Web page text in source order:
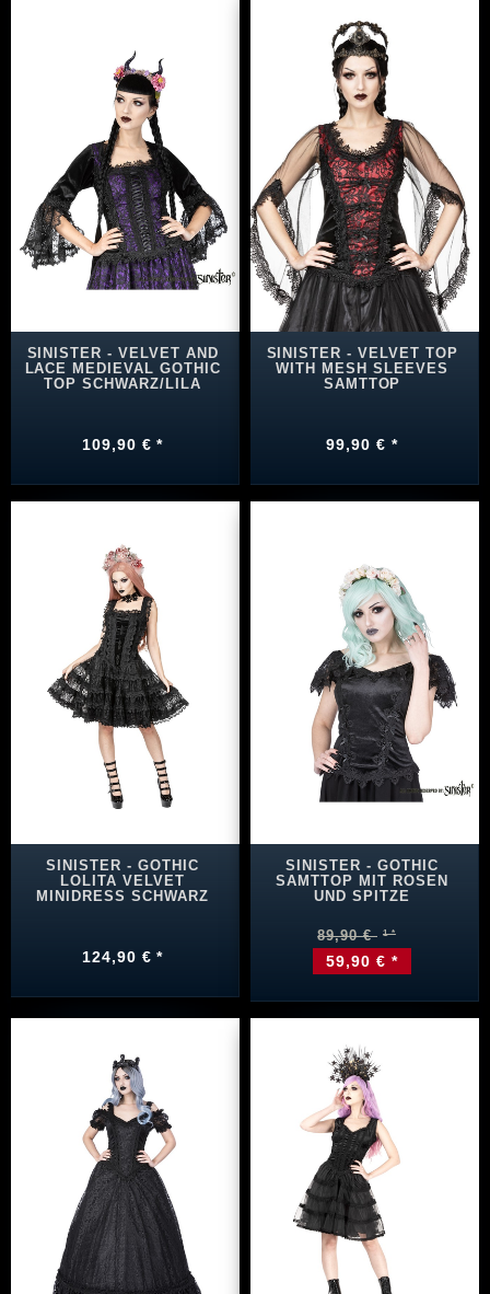
SINISTER - VELVET AND
LACE MEDIEVAL GOTHIC
TOP SCHWARZ/LILA
109,90 € *
SINISTER - VELVET TOP
WITH MESH SLEEVES
SAMTTOP
99,90 € *
SINISTER - GOTHIC
LOLITA VELVET
MINIDRESS SCHWARZ
124,90 € *
SINISTER - GOTHIC
SAMTTOP MIT ROSEN
UND SPITZE
89,90 €
59,90 € *